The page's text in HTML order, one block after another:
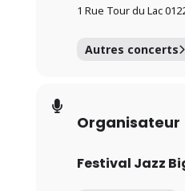
1 Rue Tour du Lac
Autres concerts
Organisateur
Festival Jazz